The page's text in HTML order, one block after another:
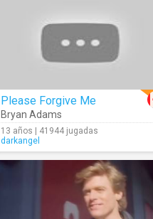
Please Forgive Me
Bryan Adams
13 años | 41944 jugadas
darkangel